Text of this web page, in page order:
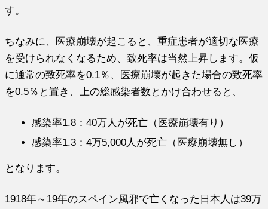
す。
ちなみに、医療崩壊が起こると、重症患者が適切な医療
を受けられなくなるため、致死率は当然上昇します。仮
に通常の致死率を0.1％、医療崩壊が起きた場合の致死率
を0.5％と置き、上の総感染者数とかけ合わせると、
感染率1.8：40万人が死亡（医療崩壊有り）
感染率1.3：4万5,000人が死亡（医療崩壊無し）
となります。
1918年～19年のスペイン風邪で亡くなった日本人は39万